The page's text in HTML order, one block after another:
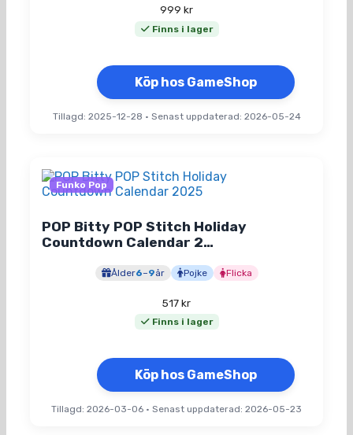
999 kr
Finns i lager
Köp hos GameShop
Tillagd: 2025-12-28 • Senast uppdaterad: 2026-05-24
Funko Pop
POP Bitty POP Stitch Holiday
Countdown Calendar 2…
Ålder6–9år Pojke Flicka
517kr
Finns i lager
Köp hos GameShop
Tillagd: 2026-03-06 • Senast uppdaterad: 2026-05-23